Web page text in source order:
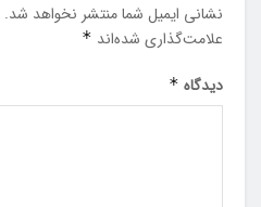
نشانی ایمیل شما منتشر نخواهد شد.
علامت‌گذاری شده‌اند *
دیدگاه *